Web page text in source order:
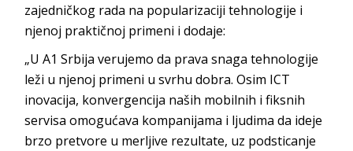
zajedničkog rada na popularizaciji tehnologije i
njenoj praktičnoj primeni i dodaje:
„U A1 Srbija verujemo da prava snaga tehnologije
leži u njenoj primeni u svrhu dobra. Osim ICT
inovacija, konvergencija naših mobilnih i fiksnih
servisa omogućava kompanijama i ljudima da ideje
brzo pretvore u merljive rezultate, uz podsticanje